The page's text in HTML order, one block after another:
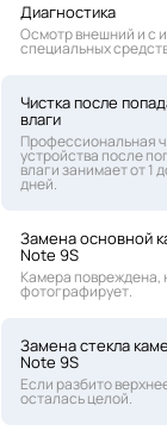
Диагностика
Осмотр внешний и с
специальных
Чистка после
влаги
Профессиональная
устройства после
влаги занимает от 1
дней.
Замена основной
Note 9S
Камера повреждена,
фотографирует.
Замена стекла
Note 9S
Если разбито
осталась целой.